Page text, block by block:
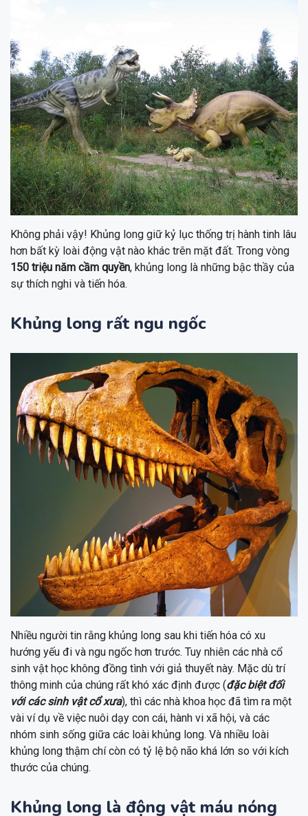
Không phải vậy! Khủng long giữ kỷ lục thống trị hành tinh lâu
hơn bất kỳ loài động vật nào khác trên mặt đất. Trong vòng
150 triệu năm cầm quyền, khủng long là những bậc thầy của
sự thích nghi và tiến hóa.
Khủng long rất ngu ngốc
Nhiều người tin rằng khủng long sau khi tiến hóa có xu
hướng yếu đi và ngu ngốc hơn trước. Tuy nhiên các nhà cổ
sinh vật học không đồng tình với giả thuyết này. Mặc dù trí
thông minh của chúng rất khó xác định được (đặc biệt đối
với các sinh vật cổ xưa), thì các nhà khoa học đã tìm ra một
vài ví dụ về việc nuôi dạy con cái, hành vi xã hội, và các
nhóm sinh sống giữa các loài khủng long. Và nhiều loài
khủng long thậm chí còn có tỷ lệ bộ não khá lớn so với kích
thước của chúng.
Khủng long là động vật máu nóng